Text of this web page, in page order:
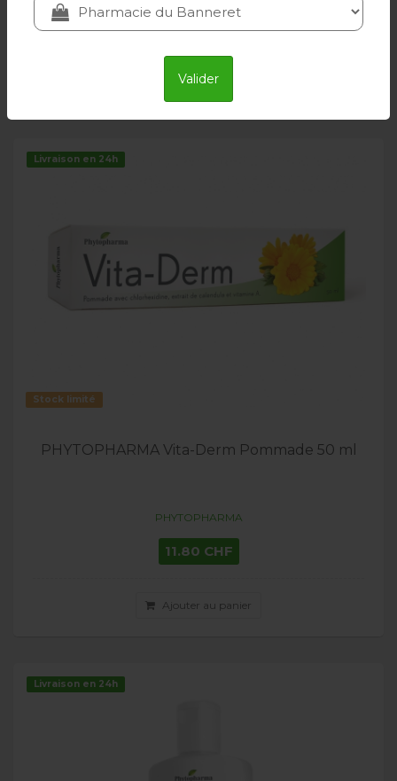
Valider
Ajouter au panier
Livraison en 24h
Stock limité
PHYTOPHARMA Vita-Derm Pommade 50 ml
PHYTOPHARMA
11.80 CHF
Ajouter au panier
Livraison en 24h